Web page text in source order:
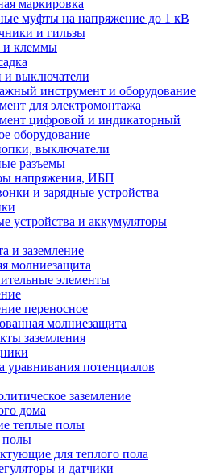
маркировка
муфты на напряжение до 1 кВ
и гильзы
клеммы
и выключатели
инструмент и оборудование
для электромонтажа
цифровой и индикаторный
оборудование
выключатели
разъемы
напряжения, ИБП
и зарядные устройства
устройства и аккумуляторы
и заземление
молниезащита
элементы
переносное
молниезащита
заземления
уравнивания потенциалов
заземление
дома
теплые полы
полы
для теплого пола
и датчики